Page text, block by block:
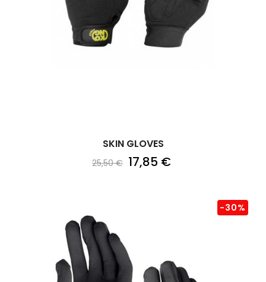
SKIN GLOVES
25,50 € 17,85 €
-30%